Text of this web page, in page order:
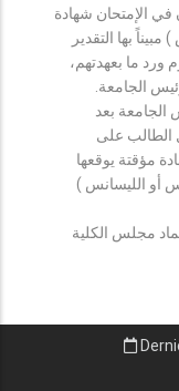
في الإمتحان شهادة
بها التقدير
ورد ما بعهدتهم،
الجامعة.
الجامعة بعد
الطالب على
مؤقتة يوقعها
أو الليسانس )
مجلس الكلية